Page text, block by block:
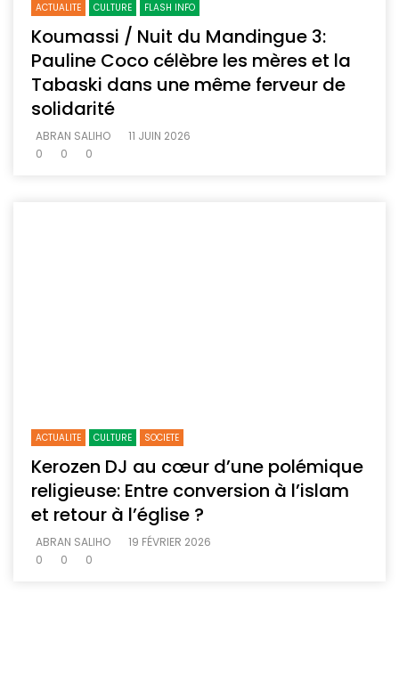
ACTUALITE CULTURE FLASH INFO
Koumassi / Nuit du Mandingue 3:
Pauline Coco célèbre les mères et la
Tabaski dans une même ferveur de
solidarité
ABRAN SALIHO
11 JUIN 2026
0
0 0
ACTUALITE CULTURE SOCIETE
Kerozen DJ au cœur d’une polémique
religieuse: Entre conversion à l’islam
et retour à l’église ?
ABRAN SALIHO
19 FÉVRIER 2026
0
0 0